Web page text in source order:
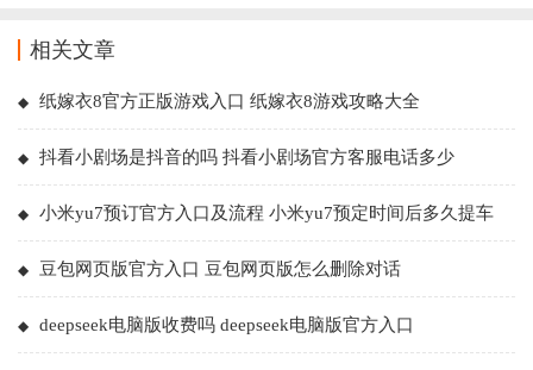
相关文章
纸嫁衣8官方正版游戏入口 纸嫁衣8游戏攻略大全
抖看小剧场是抖音的吗 抖看小剧场官方客服电话多少
小米yu7预订官方入口及流程 小米yu7预定时间后多久提车
豆包网页版官方入口 豆包网页版怎么删除对话
deepseek电脑版收费吗 deepseek电脑版官方入口